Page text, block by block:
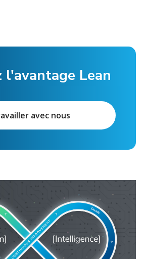
l'avantage Lean
avec nous